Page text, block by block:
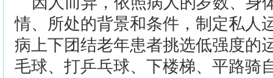
情、所处的背景和条件，制定私人
病上下团结老年患者挑选低强度的
毛球、打乒乓球、下楼梯、平路骑